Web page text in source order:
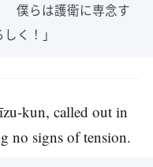
僕らは護衛に専念す
く！」
kun, called out in
no signs of tension.